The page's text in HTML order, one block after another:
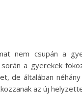
nem csupán a
a gyerekek
de általában
az új